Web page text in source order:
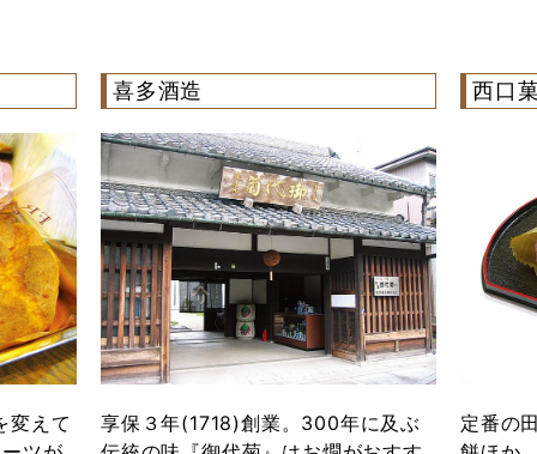
変えて
喜多酒造
享保３年(1718)創業。300年に及ぶ
西口
定番の